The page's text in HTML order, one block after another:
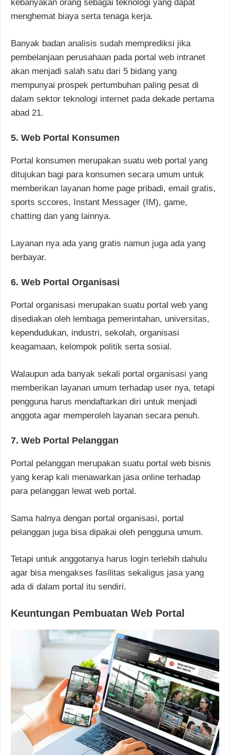
kebanyakan orang sebagai teknologi yang dapat
menghemat biaya serta tenaga kerja.
Banyak badan analisis sudah memprediksi jika
pembelanjaan perusahaan pada portal web intranet
akan menjadi salah satu dari 5 bidang yang
mempunyai prospek pertumbuhan paling pesat di
dalam sektor teknologi internet pada dekade pertama
abad 21.
5. Web Portal Konsumen
Portal konsumen merupakan suatu web portal yang
ditujukan bagi para konsumen secara umum untuk
memberikan layanan home page pribadi, email gratis,
sports sccores, Instant Messager (IM), game,
chatting dan yang lainnya.
Layanan nya ada yang gratis namun juga ada yang
berbayar.
6. Web Portal Organisasi
Portal organisasi merupakan suatu portal web yang
disediakan oleh lembaga pemerintahan, universitas,
kependudukan, industri, sekolah, organisasi
keagamaan, kelompok politik serta sosial.
Walaupun ada banyak sekali portal organisasi yang
memberikan layanan umum terhadap user nya, tetapi
pengguna harus mendaftarkan diri untuk menjadi
anggota agar memperoleh layanan secara penuh.
7. Web Portal Pelanggan
Portal pelanggan merupakan suatu portal web bisnis
yang kerap kali menawarkan jasa online terhadap
para pelanggan lewat web portal.
Sama halnya dengan portal organisasi, portal
pelanggan juga bisa dipakai oleh pengguna umum.
Tetapi untuk anggotanya harus login terlebih dahulu
agar bisa mengakses fasilitas sekaligus jasa yang
ada di dalam portal itu sendiri.
Keuntungan Pembuatan Web Portal